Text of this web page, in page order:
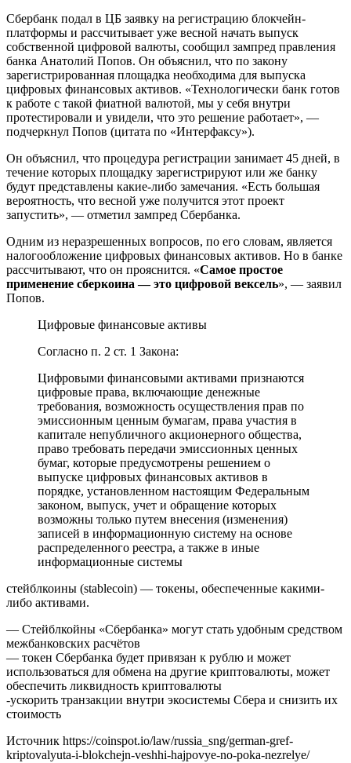
Сбербанк подал в ЦБ заявку на регистрацию блокчейн-
платформы и рассчитывает уже весной начать выпуск
собственной цифровой валюты, сообщил зампред правления
банка Анатолий Попов. Он объяснил, что по закону
зарегистрированная площадка необходима для выпуска
цифровых финансовых активов. «Технологически банк готов
к работе с такой фиатной валютой, мы у себя внутри
протестировали и увидели, что это решение работает», —
подчеркнул Попов (цитата по «Интерфаксу»).
Он объяснил, что процедура регистрации занимает 45 дней, в
течение которых площадку зарегистрируют или же банку
будут представлены какие-либо замечания. «Есть большая
вероятность, что весной уже получится этот проект
запустить», — отметил зампред Сбербанка.
Одним из неразрешенных вопросов, по его словам, является
налогообложение цифровых финансовых активов. Но в банке
рассчитывают, что он прояснится. «Самое простое
применение сберкоина — это цифровой вексель», — заявил
Попов.
Цифровые финансовые активы
Согласно п. 2 ст. 1 Закона:
Цифровыми финансовыми активами признаются
цифровые права, включающие денежные
требования, возможность осуществления прав по
эмиссионным ценным бумагам, права участия в
капитале непубличного акционерного общества,
право требовать передачи эмиссионных ценных
бумаг, которые предусмотрены решением о
выпуске цифровых финансовых активов в
порядке, установленном настоящим Федеральным
законом, выпуск, учет и обращение которых
возможны только путем внесения (изменения)
записей в информационную систему на основе
распределенного реестра, а также в иные
информационные системы
стейблкоины (stablecoin) — токены, обеспеченные какими-
либо активами.
— Стейблкойны «Сбербанка» могут стать удобным средством
межбанковских расчётов
— токен Сбербанка будет привязан к рублю и может
использоваться для обмена на другие криптовалюты, может
обеспечить ликвидность криптовалюты
-ускорить транзакции внутри экосистемы Сбера и снизить их
стоимость
Источник https://coinspot.io/law/russia_sng/german-gref-
kriptovalyuta-i-blokchejn-veshhi-hajpovye-no-poka-nezrelye/